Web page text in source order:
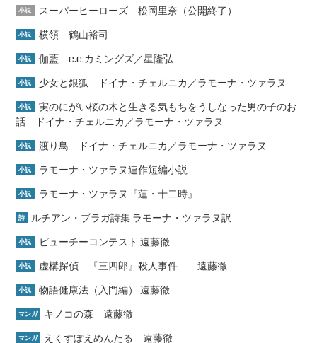
小説 スーパーヒーローズ 松岡里奈（公開終了）
小説 横領 鶴山裕司
小説 伽藍 e.e.カミングズ／星隆弘
小説 少女と銀狐 ドイナ・チェルニカ／ラモーナ・ツァラヌ
小説
実のにがい桜の木と生きる気もちをうしなった男の子のお
話 ドイナ・チェルニカ／ラモーナ・ツァラヌ
小説 渡り鳥 ドイナ・チェルニカ／ラモーナ・ツァラヌ
小説 ラモーナ・ツァラヌ連作短編小説
小説 ラモーナ・ツァラヌ『蓮・十二時』
詩 ルチアン・ブラガ詩集 ラモーナ・ツァラヌ訳
小説 ビューチーコンテスト 遠藤徹
小説 虚構探偵―『三四郎』殺人事件― 遠藤徹
小説 物語健康法（入門編） 遠藤徹
マンガ キノコの森 遠藤徹
マンガ えくすぽえめんたる 遠藤徹